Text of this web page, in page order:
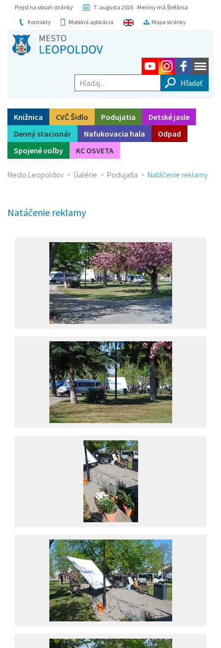
Prejsť na obsah stránky
7. augusta 2026 Meniny má Štefánia
Kontakty
Mobilná aplikácia Mapa stránky
Hľadaj...
Knižnica CVČ Šidlo Podujatia
Detské jasle
Denný stacionár
Nafukovacia hala
Odpad
Spojené voľby
KC OSVETA
Mesto Leopoldov Galérie Podujatia Natáčenie reklamy
Natáčenie reklamy